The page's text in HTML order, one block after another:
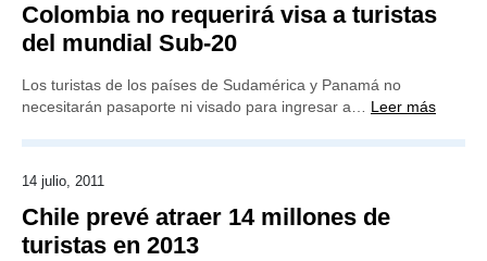
Colombia no requerirá visa a turistas
del mundial Sub-20
Los turistas de los países de Sudamérica y Panamá no
necesitarán pasaporte ni visado para ingresar a… Leer más
14 julio, 2011
Chile prevé atraer 14 millones de
turistas en 2013